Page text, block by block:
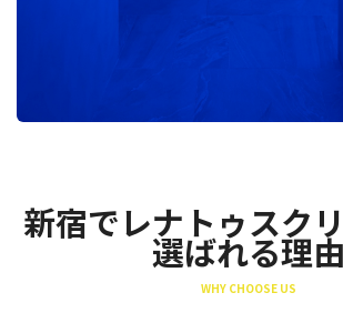
新宿でレナトゥスク
選ばれる理由
WHY CHOOSE US